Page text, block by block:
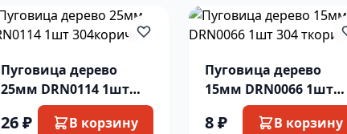
Пуговица дерево
25мм DRN0114 1шт
304коричн
26 ₽ В корзину
Пуговица дерево
15мм DRN0066 1шт
304 ткорич
8 ₽ В корзину